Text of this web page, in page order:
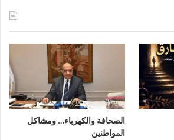
الصحافة والكهرباء… ومشاكل
المواطنين